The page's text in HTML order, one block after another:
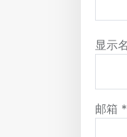
显示
邮箱 *